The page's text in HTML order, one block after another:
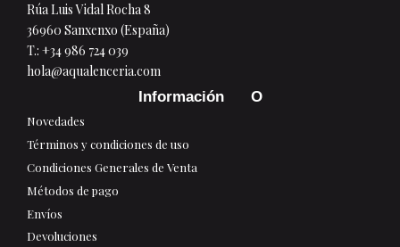
Rúa Luis Vidal Rocha 8
36960 Sanxenxo (España)
T.: +34 986 724 039
hola@aqualenceria.com
Información
Novedades
Términos y condiciones de uso
Condiciones Generales de Venta
Métodos de pago
Envíos
Devoluciones